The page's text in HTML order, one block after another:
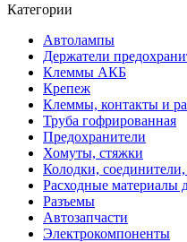
Категории
Автолампы
Держатели
Клеммы АКБ
Крепеж
Клеммы, контакты и
Труба гофрированная
Предохранители
Хомуты, стяжки
Колодки, соединители,
Расходные материалы
Разъемы
Автозапчасти
Электрокомпоненты